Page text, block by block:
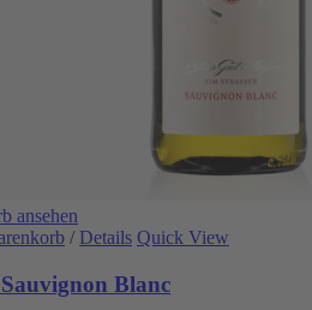
ansehen
/ Details Quick View
Blanc